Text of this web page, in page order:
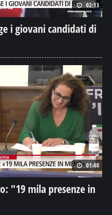
02:13
i giovani candidati di
01:40
"19 mila presenze in